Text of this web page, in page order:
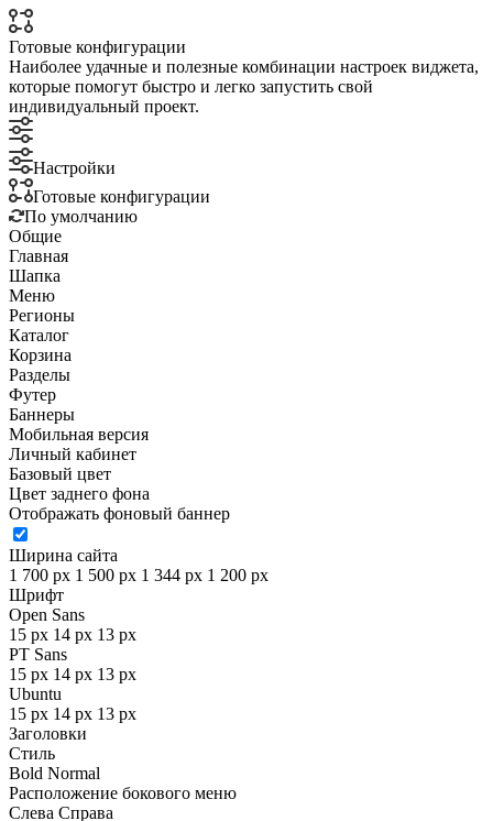
Готовые конфигурации
Наиболее удачные и полезные комбинации настроек виджета,
которые помогут быстро и легко запустить свой
индивидуальный проект.
Настройки
Готовые конфигурации
По умолчанию
Общие
Главная
Шапка
Меню
Регионы
Каталог
Корзина
Разделы
Футер
Баннеры
Мобильная версия
Личный кабинет
Базовый цвет
Цвет заднего фона
Отображать фоновый баннер
Ширина сайта
1 700 px 1 500 px 1 344 px 1 200 px
Шрифт
Open Sans
15 px 14 px 13 px
PT Sans
15 px 14 px 13 px
Ubuntu
15 px 14 px 13 px
Заголовки
Стиль
Bold Normal
Расположение бокового меню
Слева Справа